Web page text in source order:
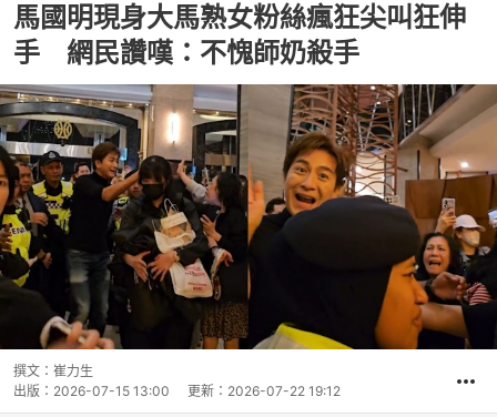
馬國明現身大馬熟女粉絲瘋狂尖叫狂伸
手 網民讚嘆：不愧師奶殺手
撰文： 崔力生
出版： 2026-07-15 13:00 更新： 2026-07-22 19:12